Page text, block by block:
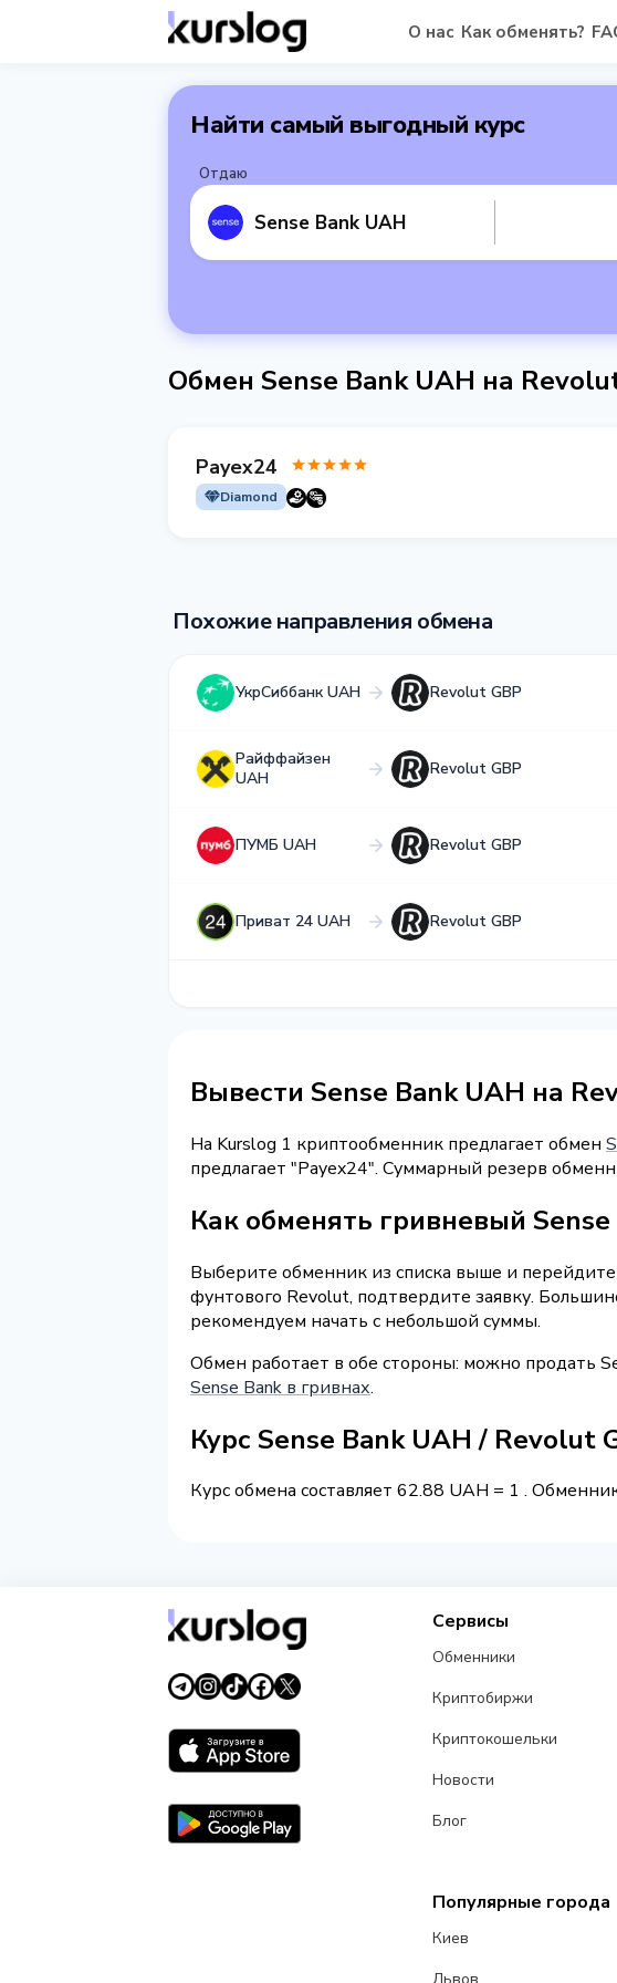
О нас Как обменять?
Найти самый выгодный курс
Отдаю
Sense Bank UAH
Обмен Sense Bank UAH на
Payex24
Diamond
Похожие направления обмена
УкрСиббанк UAH Revolut GBP
Райффайзен
UAH
Revolut GBP
ПУМБ UAH Revolut GBP
Приват 24 UAH Revolut GBP
Вывести Sense Bank UAH на
На Kurslog 1 криптообменник предлагает обмен
предлагает "Payex24". Суммарный резерв
Как обменять гривневый
Выберите обменник из списка выше и
фунтового Revolut, подтвердите заявку.
рекомендуем начать с небольшой суммы.
Обмен работает в обе стороны: можно продать
Sense Bank в гривнах.
Курс Sense Bank UAH / Revolut
Курс обмена составляет 62.88 UAH = 1 .
Сервисы
Обменники
Криптобиржи
Криптокошельки
Новости
Блог
Популярные города
Киев